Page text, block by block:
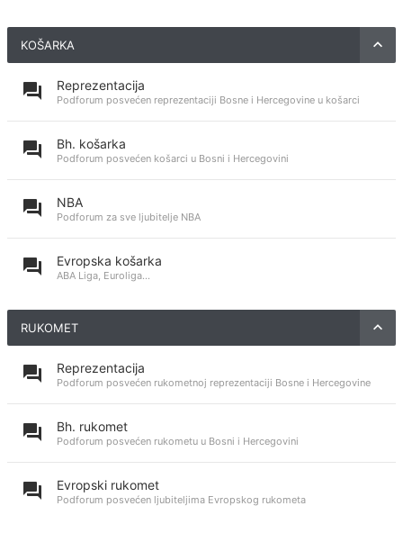
KOŠARKA
Reprezentacija
Podforum posvećen reprezentaciji Bosne i Hercegovine u košarci
Bh. košarka
Podforum posvećen košarci u Bosni i Hercegovini
NBA
Podforum za sve ljubitelje NBA
Evropska košarka
ABA Liga, Euroliga...
RUKOMET
Reprezentacija
Podforum posvećen rukometnoj reprezentaciji Bosne i Hercegovine
Bh. rukomet
Podforum posvećen rukometu u Bosni i Hercegovini
Evropski rukomet
Podforum posvećen ljubiteljima Evropskog rukometa